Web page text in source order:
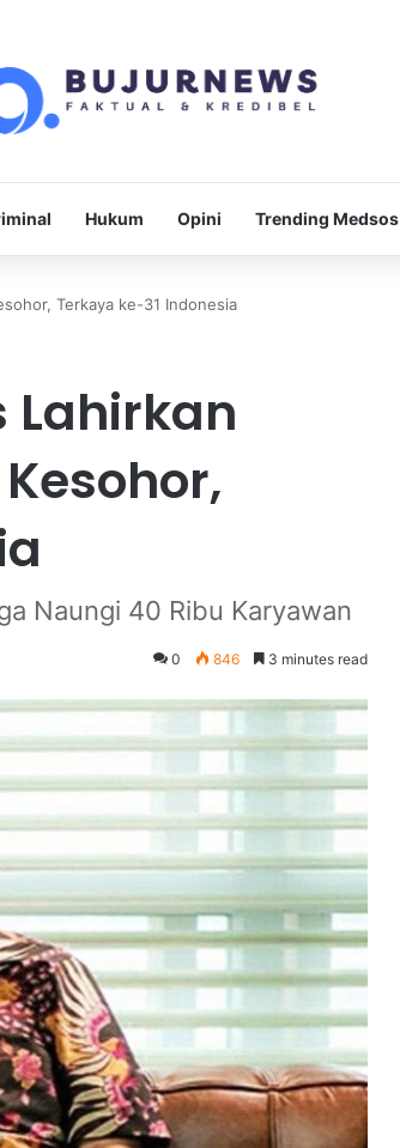
Hukum Opini Trending Medsos
Terkaya ke-31 Indonesia
Lahirkan
Naungi 40 Ribu Karyawan
0 846 3 minutes read